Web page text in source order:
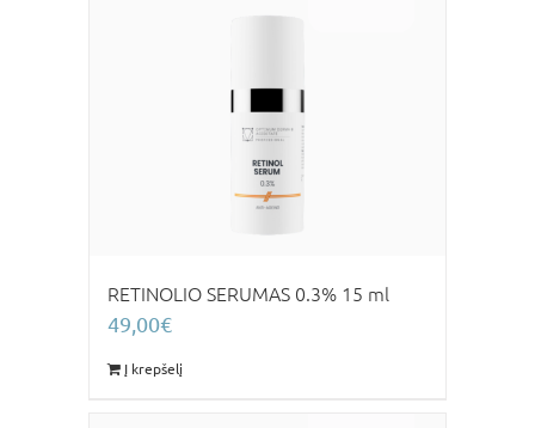
RETINOLIO SERUMAS 0.3% 15 ml
49,00€
Į krepšelį